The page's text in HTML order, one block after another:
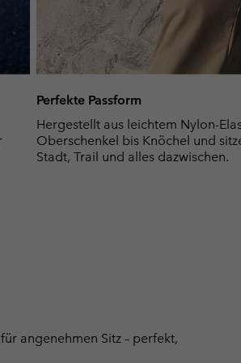
Perfekte Passform
Hergestellt aus leichtem Nylon-
Oberschenkel bis Knöchel und
Stadt, Trail und alles dazwischen.
angenehmen Sitz – perfekt,